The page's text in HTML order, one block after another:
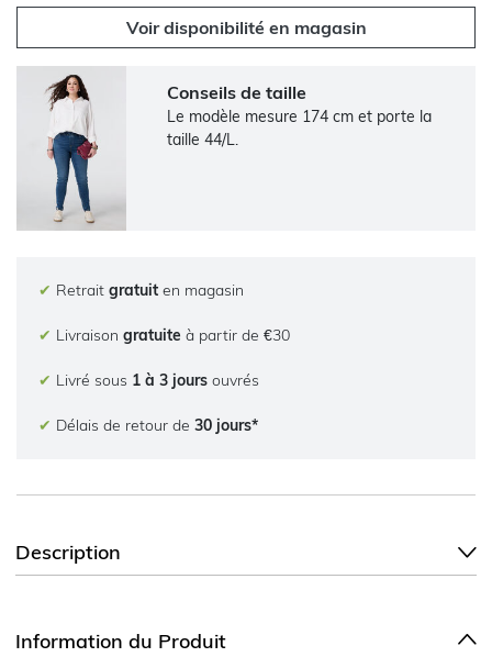
Voir disponibilité en magasin
Conseils de taille
Le modèle mesure 174 cm et porte la
taille 44/L.
✔ Retrait gratuit en magasin
✔ Livraison gratuite à partir de €30
✔ Livré sous 1 à 3 jours ouvrés
✔ Délais de retour de 30 jours*
Description
Information du Produit